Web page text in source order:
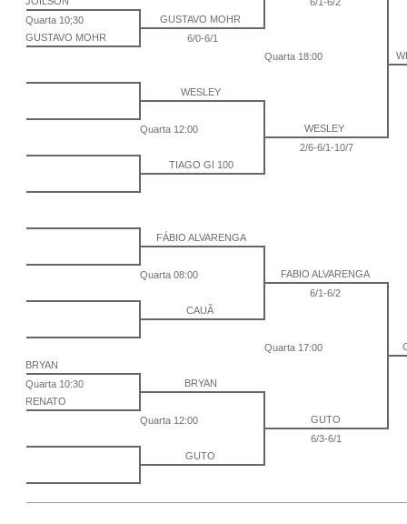
Quarta 10;30
GUSTAVO MOHR
GUSTAVO MOHR
6/0-6/1
Quarta 18:00
WESLEY
Quarta 12:00
WESLEY
2/6-6/1-10/7
TIAGO GI 100
FÁBIO ALVARENGA
Quarta 08:00
FABIO ALVARENGA
6/1-6/2
CAUÃ
Quarta 17:00
BRYAN
Quarta 10:30
BRYAN
RENATO
Quarta 12:00
GUTO
6/3-6/1
GUTO